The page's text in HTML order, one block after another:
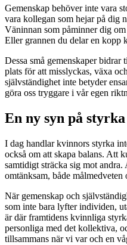
Gemenskap behöver inte vara
vara kollegan som hejar på dig
Väninnan som påminner dig
Eller grannen du delar en kopp
Dessa små gemenskaper
plats för att misslyckas, växa
självständighet inte betyder
göra oss tryggare i vår egen
En ny syn på styrka
I dag handlar kvinnors styrka
också om att skapa balans. Att
samtidigt sträcka sig mot
omtänksam, både målmedveten
När gemenskap och
som inte bara lyfter individen,
är där framtidens kvinnliga
personliga med det kollektiva,
tillsammans när vi var och en